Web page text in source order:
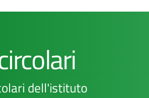
dell'istituto